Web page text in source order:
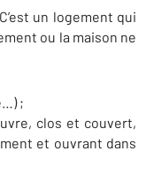
un logement qui
ou la maison ne
;
clos et couvert,
et ouvrant dans